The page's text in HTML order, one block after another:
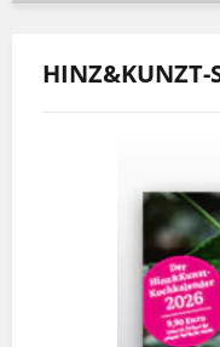
HINZ&KUNZT-